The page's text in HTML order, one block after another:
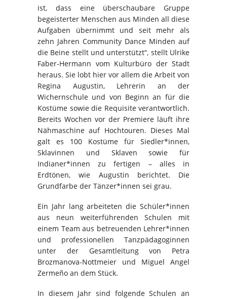
ist, dass eine überschaubare Gruppe
begeisterter Menschen aus Minden all diese
Aufgaben übernimmt und seit mehr als
zehn Jahren Community Dance Minden auf
die Beine stellt und unterstützt“, stellt Ulrike
Faber-Hermann vom Kulturbüro der Stadt
heraus. Sie lobt hier vor allem die Arbeit von
Regina Augustin, Lehrerin an der
Wichernschule und von Beginn an für die
Kostüme sowie die Requisite verantwortlich.
Bereits Wochen vor der Premiere läuft ihre
Nähmaschine auf Hochtouren. Dieses Mal
galt es 100 Kostüme für Siedler*innen,
Sklavinnen und Sklaven sowie für
Indianer*innen zu fertigen – alles in
Erdtönen, wie Augustin berichtet. Die
Grundfarbe der Tänzer*innen sei grau.
Ein Jahr lang arbeiteten die Schüler*innen
aus neun weiterführenden Schulen mit
einem Team aus betreuenden Lehrer*innen
und professionellen Tanzpädagoginnen
unter der Gesamtleitung von Petra
Brozmanova-Nottmeier und Miguel Angel
Zermeño an dem Stück.
In diesem Jahr sind folgende Schulen an